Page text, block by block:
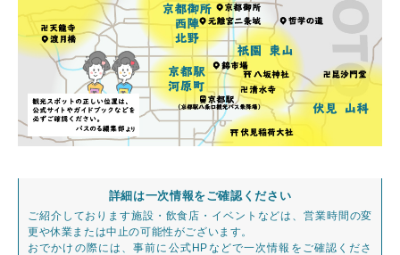
詳細は一次情報をご確認ください
ご紹介しております施設・飲食店・イベントなどは、営業時間の変
更や休業または中止の可能性がございます。
おでかけの際には、事前に公式HPなどで一次情報をご確認くださ